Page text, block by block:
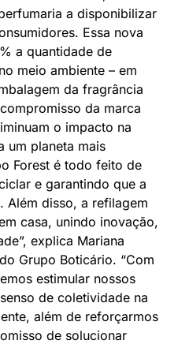
a disponibilizar
Essa nova
a quantidade de
meio ambiente – em
da fragrância
da marca
o impacto na
um planeta mais
Forest é todo feito de
e garantindo que a
Além disso, a refilagem
casa, unindo inovação,
explica Mariana
Grupo Boticário. “Com
estimular nossos
de coletividade na
além de reforçarmos
de solucionar